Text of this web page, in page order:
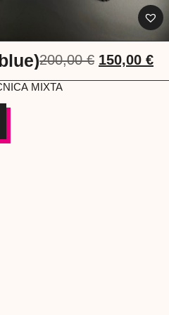
200,00€ 150,00 €